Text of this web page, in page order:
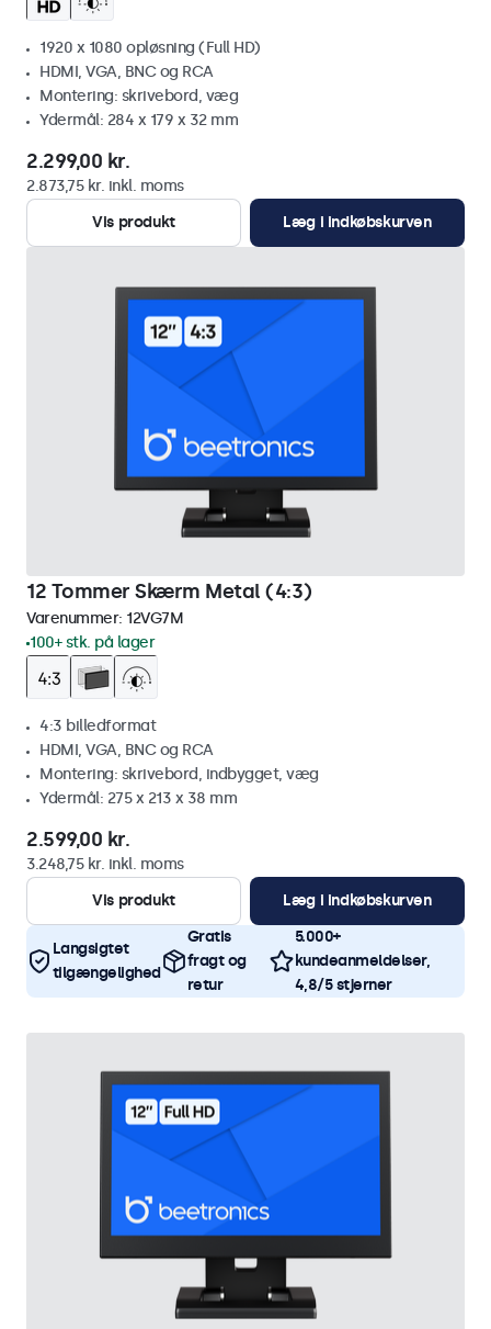
1920 x 1080 opløsning (Full HD)
HDMI, VGA, BNC og RCA
Montering: skrivebord, væg
Ydermål: 284 x 179 x 32 mm
2.299,00 kr.
2.873,75 kr. inkl. moms
Vis produkt
Læg i indkøbskurven
12 Tommer Skærm Metal (4:3)
Varenummer: 12VG7M
100+ stk. på lager
4:3 billedformat
HDMI, VGA, BNC og RCA
Montering: skrivebord, indbygget, væg
Ydermål: 275 x 213 x 38 mm
2.599,00 kr.
3.248,75 kr. inkl. moms
Vis produkt
Læg i indkøbskurven
Langsigtet
tilgængelighed
Gratis
fragt og
retur
5.000+
kundeanmeldelser,
4,8/5 stjerner